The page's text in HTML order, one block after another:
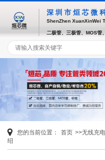
深圳市烜芯微
ShenZhen XuanXinWei
二极管、三极管、MOS管
您的当前位置： 首页 >>无线充
绍